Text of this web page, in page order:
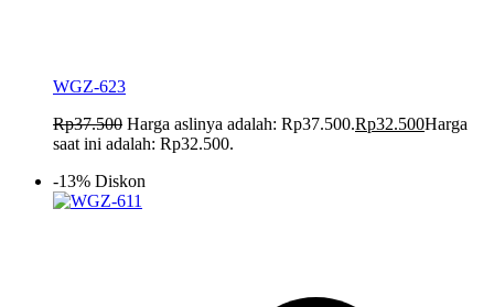
WGZ-623
Rp37.500 Harga aslinya adalah: Rp37.500.Rp32.500Harga
saat ini adalah: Rp32.500.
-13% Diskon